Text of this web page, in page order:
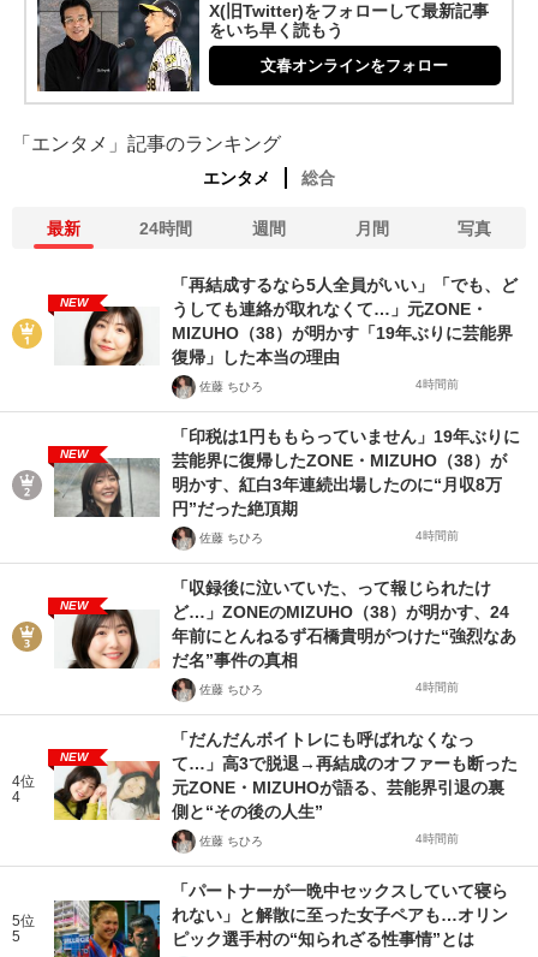
X(旧Twitter)をフォローして最新記事
をいち早く読もう
文春オンラインをフォロー
「エンタメ」記事のランキング
エンタメ 総合
最新 24時間 週間 月間 写真
NEW
「再結成するなら5人全員がいい」「でも、ど
うしても連絡が取れなくて…」元ZONE・
MIZUHO（38）が明かす「19年ぶりに芸能界
復帰」した本当の理由
佐藤 ちひろ 4時間前
NEW
「印税は1円ももらっていません」19年ぶりに
芸能界に復帰したZONE・MIZUHO（38）が
明かす、紅白3年連続出場したのに“月収8万
円”だった絶頂期
佐藤 ちひろ 4時間前
NEW
「収録後に泣いていた、って報じられたけ
ど…」ZONEのMIZUHO（38）が明かす、24
年前にとんねるず石橋貴明がつけた“強烈なあ
だ名”事件の真相
佐藤 ちひろ 4時間前
4位
4
NEW
「だんだんボイトレにも呼ばれなくなっ
て…」高3で脱退→再結成のオファーも断った
元ZONE・MIZUHOが語る、芸能界引退の裏
側と“その後の人生”
佐藤 ちひろ 4時間前
5位
5
「パートナーが一晩中セックスしていて寝ら
れない」と解散に至った女子ペアも…オリン
ピック選手村の“知られざる性事情”とは